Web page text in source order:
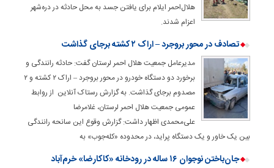
هلال‌احمر ایلام برای یافتن جسد به محل حادثه در دره‌شهر
اعزام شدند.
تصادف در محور بروجرد – اراک ۲ کشته برجای گذاشت
مدیرعامل جمعیت هلال احمر لرستان گفت: حادثه رانندگی و
برخورد دو دستگاه خودرو در محور بروجرد – اراک ۲ کشته و ۲
مصدوم برجای گذاشت. به گزارش رستاک آنلاین از روابط
عمومی جمعیت هلال احمر لرستان، غلامرضا
علی‌محمدی اظهار داشت: گزارش وقوع این سانحه رانندگی
بین یک خاور و یک دستگاه پراید، در محدوده «کله‌جوب» به
جان‌باختن نوجوان ۱۶ ساله در رودخانه «کاکارضا» خرم‌آباد